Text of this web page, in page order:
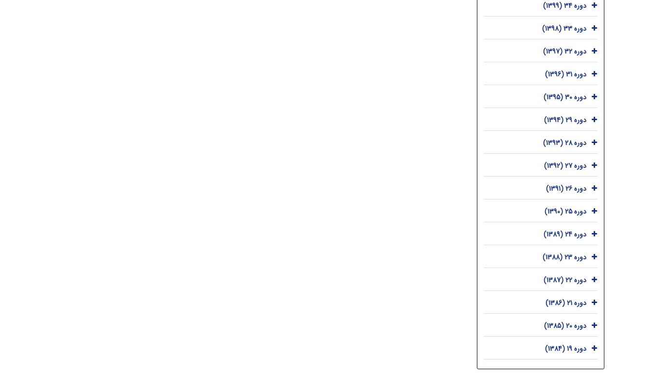
دوره 34 (1399)
دوره 33 (1398)
دوره 32 (1397)
دوره 31 (1396)
دوره 30 (1395)
دوره 29 (1394)
دوره 28 (1393)
دوره 27 (1392)
دوره 26 (1391)
دوره 25 (1390)
دوره 24 (1389)
دوره 23 (1388)
دوره 22 (1387)
دوره 21 (1386)
دوره 20 (1385)
دوره 19 (1384)